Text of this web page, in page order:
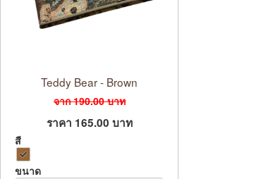
Teddy Bear - Brown
จาก190.00บาท
ราคา 165.00 บาท
สี
ขนาด